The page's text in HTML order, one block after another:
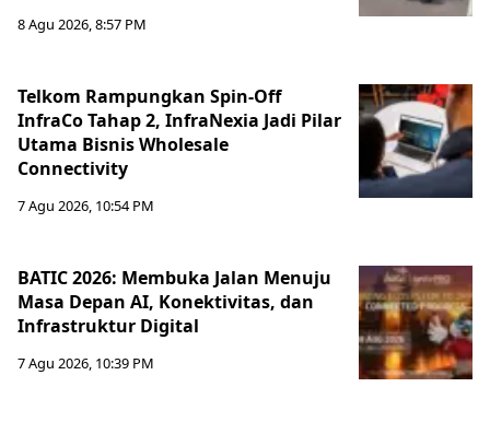
8 Agu 2026, 8:57 PM
Telkom Rampungkan Spin-Off
InfraCo Tahap 2, InfraNexia Jadi Pilar
Utama Bisnis Wholesale
Connectivity
7 Agu 2026, 10:54 PM
BATIC 2026: Membuka Jalan Menuju
Masa Depan AI, Konektivitas, dan
Infrastruktur Digital
7 Agu 2026, 10:39 PM